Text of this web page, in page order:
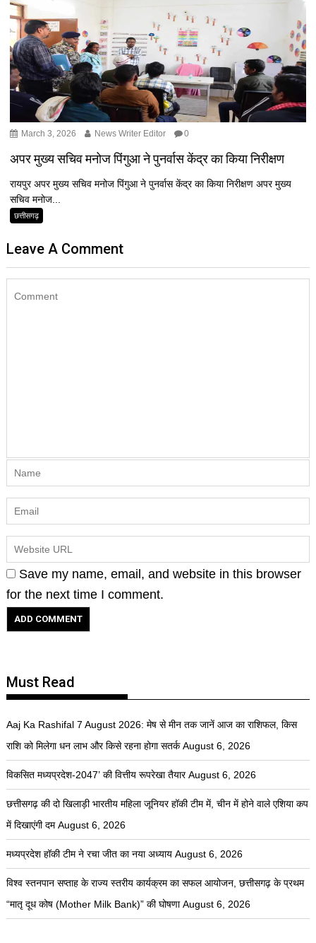
March 3, 2026 News Writer Editor 0
अपर मुख्य सचिव मनोज पिंगुआ ने पुनर्वास केंद्र का किया निरीक्षण
रायपुर अपर मुख्य सचिव मनोज पिंगुआ ने पुनर्वास केंद्र का किया निरीक्षण अपर मुख्य
सचिव मनोज...
छत्तीसगढ़
Leave A Comment
Save my name, email, and website in this browser
for the next time I comment.
Must Read
Aaj Ka Rashifal 7 August 2026: मेष से मीन तक जानें आज का राशिफल, किस
राशि को मिलेगा धन लाभ और किसे रहना होगा सतर्क August 6, 2026
विकसित मध्यप्रदेश-2047’ की वित्तीय रूपरेखा तैयार August 6, 2026
छत्तीसगढ़ की दो खिलाड़ी भारतीय महिला जूनियर हॉकी टीम में, चीन में होने वाले एशिया कप
में दिखाएंगी दम August 6, 2026
मध्यप्रदेश हॉकी टीम ने रचा जीत का नया अध्याय August 6, 2026
विश्व स्तनपान सप्ताह के राज्य स्तरीय कार्यक्रम का सफल आयोजन, छत्तीसगढ़ के प्रथम
“मातृ दूध कोष (Mother Milk Bank)” की घोषणा August 6, 2026